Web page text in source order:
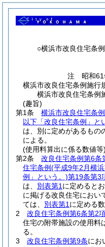
○横浜市改良住宅条
注 昭和61
横浜市改良住宅条例施行
横浜市改良住宅条例
(趣旨)
第1条
横浜市改良住宅条例
以下「改良住宅条例」と
は、別に定めがあるもの
による。
(使用料算出に係る数値等)
第2条
改良住宅条例第6条
住宅条例(平成9年2月横
例」という。)第19条第3
は、 別表第1 に定めるとお
に掲げる改良住宅におい
ては、 別表第1 に定める
2
改良住宅条例第6条第2
住宅の附帯施設の使用料
る。
3
改良住宅条例第9条にお